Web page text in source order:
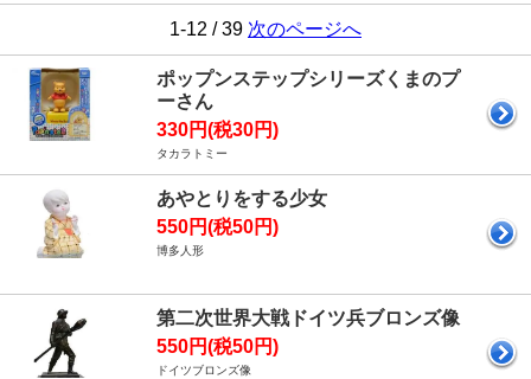
1-12 / 39 次のページへ
ポップンステップシリーズくまのプ
ーさん
330円(税30円)
タカラトミー
あやとりをする少女
550円(税50円)
博多人形
第二次世界大戦ドイツ兵ブロンズ像
550円(税50円)
ドイツブロンズ像